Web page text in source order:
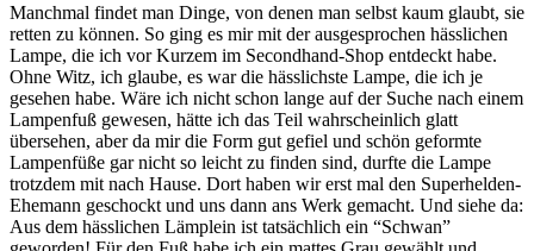
Manchmal findet man Dinge, von denen man selbst kaum glaubt, sie
retten zu können. So ging es mir mit der ausgesprochen hässlichen
Lampe, die ich vor Kurzem im Secondhand-Shop entdeckt habe.
Ohne Witz, ich glaube, es war die hässlichste Lampe, die ich je
gesehen habe. Wäre ich nicht schon lange auf der Suche nach einem
Lampenfuß gewesen, hätte ich das Teil wahrscheinlich glatt
übersehen, aber da mir die Form gut gefiel und schön geformte
Lampenfüße gar nicht so leicht zu finden sind, durfte die Lampe
trotzdem mit nach Hause. Dort haben wir erst mal den Superhelden-
Ehemann geschockt und uns dann ans Werk gemacht. Und siehe da:
Aus dem hässlichen Lämplein ist tatsächlich ein “Schwan”